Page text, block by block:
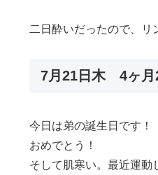
二日酔いだったので、リ
7月21日木 4ヶ月
今日は弟の誕生日です！
おめでとう！
そして肌寒い。最近運動